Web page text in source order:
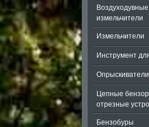
измельчители
Измельчители
Инструмент
Цепные
отрезные
Бензобуры